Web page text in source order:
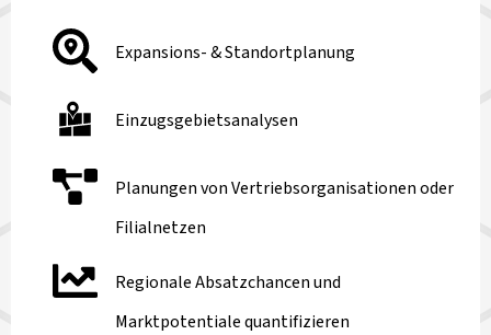
Expansions- & Standortplanung
Einzugsgebietsanalysen
Planungen von Vertriebsorganisationen oder
Filialnetzen
Regionale Absatzchancen und
Marktpotentiale quantifizieren